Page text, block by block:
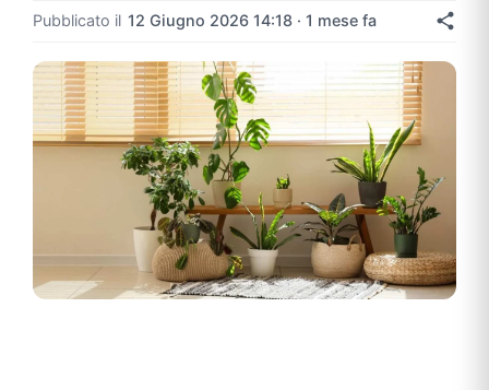
Pubblicato il 12 Giugno 2026 14:18 · 1 mese fa